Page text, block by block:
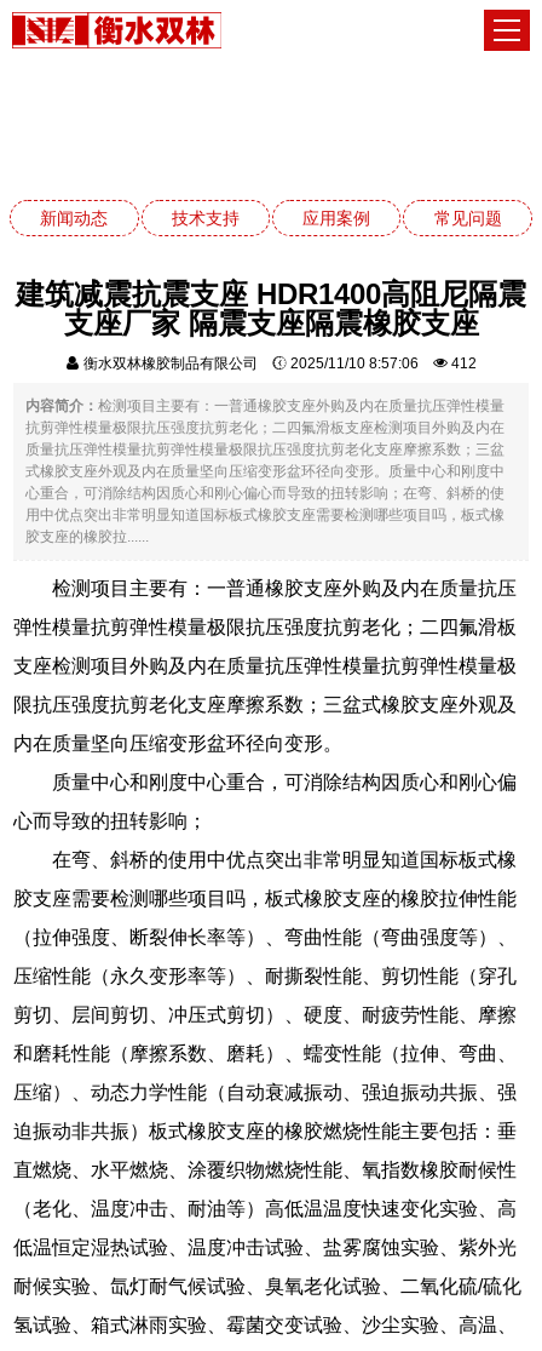
新闻动态 技术支持 应用案例 常见问题
建筑减震抗震支座 HDR1400高阻尼隔震
支座厂家 隔震支座隔震橡胶支座
衡水双林橡胶制品有限公司 2025/11/10 8:57:06 412
内容简介：检测项目主要有：一普通橡胶支座外购及内在质量抗压弹性模量
抗剪弹性模量极限抗压强度抗剪老化；二四氟滑板支座检测项目外购及内在
质量抗压弹性模量抗剪弹性模量极限抗压强度抗剪老化支座摩擦系数；三盆
式橡胶支座外观及内在质量坚向压缩变形盆环径向变形。质量中心和刚度中
心重合，可消除结构因质心和刚心偏心而导致的扭转影响；在弯、斜桥的使
用中优点突出非常明显知道国标板式橡胶支座需要检测哪些项目吗，板式橡
胶支座的橡胶拉......
检测项目主要有：一普通橡胶支座外购及内在质量抗压
弹性模量抗剪弹性模量极限抗压强度抗剪老化；二四氟滑板
支座检测项目外购及内在质量抗压弹性模量抗剪弹性模量极
限抗压强度抗剪老化支座摩擦系数；三盆式橡胶支座外观及
内在质量坚向压缩变形盆环径向变形。
质量中心和刚度中心重合，可消除结构因质心和刚心偏
心而导致的扭转影响；
在弯、斜桥的使用中优点突出非常明显知道国标板式橡
胶支座需要检测哪些项目吗，板式橡胶支座的橡胶拉伸性能
（拉伸强度、断裂伸长率等）、弯曲性能（弯曲强度等）、
压缩性能（永久变形率等）、耐撕裂性能、剪切性能（穿孔
剪切、层间剪切、冲压式剪切）、硬度、耐疲劳性能、摩擦
和磨耗性能（摩擦系数、磨耗）、蠕变性能（拉伸、弯曲、
压缩）、动态力学性能（自动衰减振动、强迫振动共振、强
迫振动非共振）板式橡胶支座的橡胶燃烧性能主要包括：垂
直燃烧、水平燃烧、涂覆织物燃烧性能、氧指数橡胶耐候性
（老化、温度冲击、耐油等）高低温温度快速变化实验、高
低温恒定湿热试验、温度冲击试验、盐雾腐蚀实验、紫外光
耐候实验、氙灯耐气候试验、臭氧老化试验、二氧化硫/硫化
氢试验、箱式淋雨实验、霉菌交变试验、沙尘实验、高温、